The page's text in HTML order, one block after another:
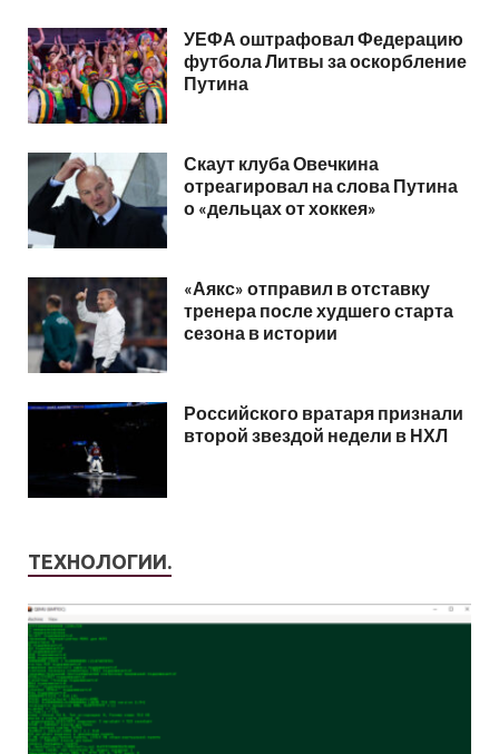
УЕФА оштрафовал Федерацию
футбола Литвы за оскорбление
Путина
Скаут клуба Овечкина
отреагировал на слова Путина
о «дельцах от хоккея»
«Аякс» отправил в отставку
тренера после худшего старта
сезона в истории
Российского вратаря признали
второй звездой недели в НХЛ
ТЕХНОЛОГИИ.